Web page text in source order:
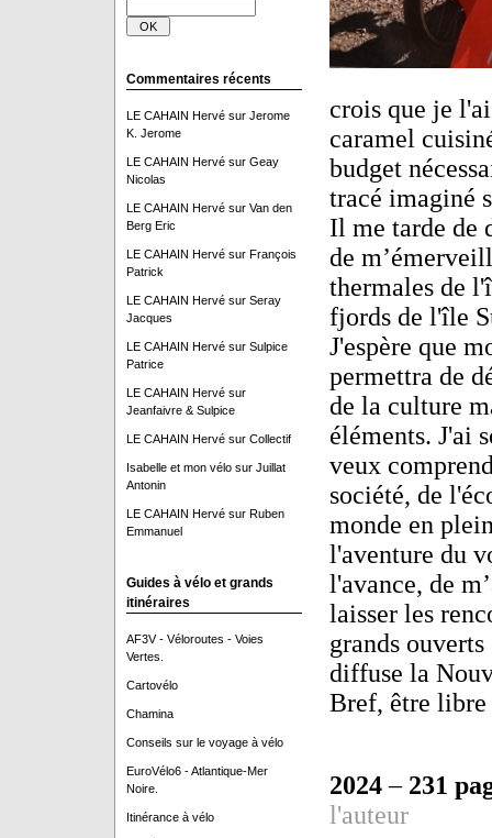
Commentaires récents
LE CAHAIN Hervésur Jerome
K. Jerome
LE CAHAIN Hervésur Geay
Nicolas
LE CAHAIN Hervésur Van den
Berg Eric
LE CAHAIN Hervésur François
Patrick
LE CAHAIN Hervésur Seray
Jacques
LE CAHAIN Hervésur Sulpice
Patrice
LE CAHAIN Hervésur
Jeanfaivre & Sulpice
LE CAHAIN Hervésur Collectif
Isabelle et mon vélosur Juillat
Antonin
LE CAHAIN Hervésur Ruben
Emmanuel
Guides à vélo et grands
itinéraires
AF3V - Véloroutes - Voies
Vertes.
Cartovélo
Chamina
Conseils sur le voyage à vélo
EuroVélo6 - Atlantique-Mer
Noire.
Itinérance à vélo
crois que je
caramel
budget
tracé imaginé
Il me tarde de
de
thermales de
fjords de l'île
J'espère que
permettra de
de la culture
éléments. J'ai
veux
société, de
monde en
l'aventure du
l'avance, de
laisser les
grands
diffuse la
Bref, être
2024– 231
l'auteur